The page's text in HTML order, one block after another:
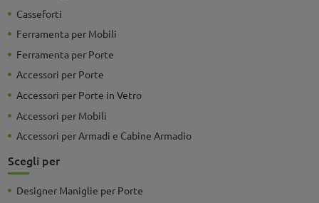
Casseforti
Ferramenta per Mobili
Ferramenta per Porte
Accessori per Porte
Accessori per Porte in Vetro
Accessori per Mobili
Accessori per Armadi e Cabine Armadio
Scegli per
Designer Maniglie per Porte